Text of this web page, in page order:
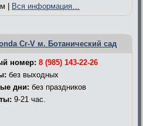
| Вся информация…
Cr-V м. Ботанический сад
номер: 8 (985) 143-22-26
без выходных
дни: без праздников
9-21 час.